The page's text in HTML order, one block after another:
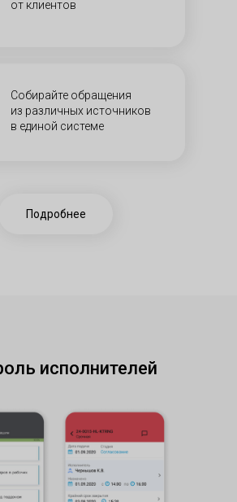
Собирайте обращения
из различных источников
в единой системе​
от клиентов​
Подробнее
исполнителей​